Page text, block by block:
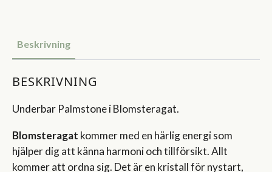
Beskrivning
BESKRIVNING
Underbar Palmstone i Blomsteragat.
Blomsteragat kommer med en härlig energi som
hjälper dig att känna harmoni och tillförsikt. Allt
kommer att ordna sig. Det är en kristall för nystart,